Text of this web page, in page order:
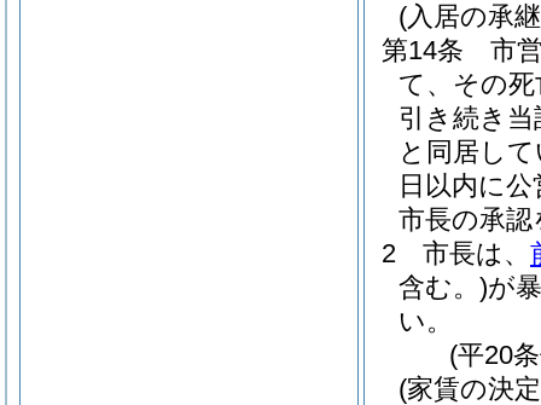
(入居の承
第14条
市
て、その
引き続き
と同居し
日以内に
市長の承
2
市長は、
含む。)が
い。
(平20
(家賃の決